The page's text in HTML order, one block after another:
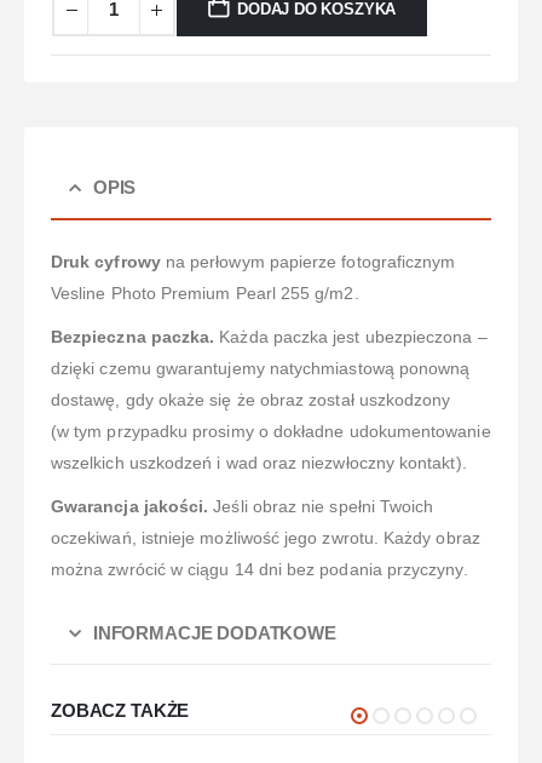
DODAJ DO KOSZYKA
OPIS
Druk cyfrowyna perłowym papierze fotograficznym
Vesline Photo Premium Pearl 255 g/m2.
Bezpieczna paczka. Każda paczka jest ubezpieczona –
dzięki czemu gwarantujemy natychmiastową ponowną
dostawę, gdy okaże się że obraz został uszkodzony
(w tym przypadku prosimy o dokładne udokumentowanie
wszelkich uszkodzeń i wad oraz niezwłoczny kontakt).
Gwarancja jakości. Jeśli obraz nie spełni Twoich
oczekiwań, istnieje możliwość jego zwrotu. Każdy obraz
można zwrócić w ciągu 14 dni bez podania przyczyny.
INFORMACJE DODATKOWE
ZOBACZ TAKŻE